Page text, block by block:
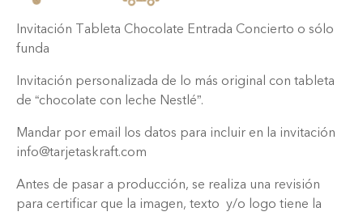
Invitación Tableta Chocolate Entrada Concierto o sólo
funda
Invitación personalizada de lo más original con tableta
de “chocolate con leche Nestlé”.
Mandar por email los datos para incluir en la invitación
info@tarjetaskraft.com
Antes de pasar a producción, se realiza una revisión
para certificar que la imagen, texto y/o logo tiene la